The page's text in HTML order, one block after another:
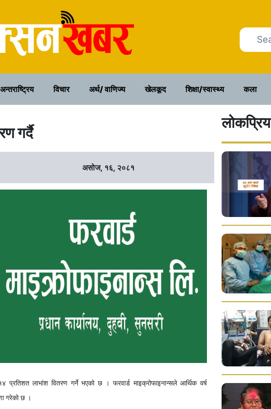
२२ साउन २०८३, शुक्रवार
अन्तराष्ट्रिय विचार अर्थ/ वाणिज्य खेलकूद शिक्षा/स्वास्थ्य कला
गर्दै
असोज, १६, २०८१
प्रतिशत लाभांश वितरण गर्ने भएको छ । फरवार्ड माइक्रोफाइनान्सले आर्थिक वर्ष
गरेको छ ।
लोकप्रिय